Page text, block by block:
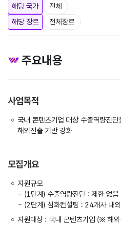
해당 국가
전체
해당 장르
전체장르
주요내용
사업목적
국내 콘텐츠기업 대상 수출역량진
해외진출 기반 강화
모집개요
지원규모
- (1단계) 수출역량진단 : 제한 없음
- (2단계) 심화컨설팅 : 24개사 내
지원대상 : 국내 콘텐츠기업 (※ 해